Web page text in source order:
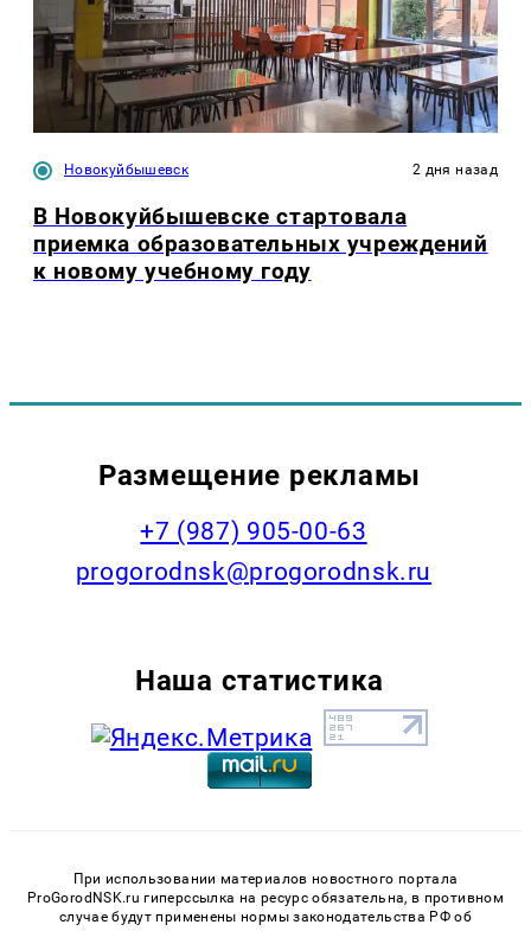
Новокуйбышевск 2 дня назад
В Новокуйбышевске стартовала
приемка образовательных учреждений
к новому учебному году
Размещение рекламы
+7 (987) 905-00-63
progorodnsk@progorodnsk.ru
Наша статистика
При использовании материалов новостного портала
ProGorodNSK.ru гиперссылка на ресурс обязательна, в противном
случае будут применены нормы законодательства РФ об